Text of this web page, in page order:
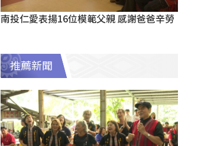
南投仁愛表揚16位模範父親 感謝爸爸辛勞
推薦新聞